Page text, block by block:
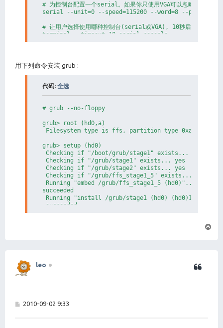
# 为控制台配置一个serial。如果你只使用VGA可以忽略这个选项
serial --unit=0 --speed=115200 --word=8 --parity=no
# 让用户选择使用哪种控制台(serial或VGA), 10秒后默认是
terminal --timeout=10 serial console
# 假设NetBSD被安装在第一个MBR分区。
kernel (hd0,a)/xen.gz dom0_mem=65536
module (hd0,a)/netbsd bootdev=wd0a ro
# 同上, 但使用VGA控制台
title Xen 3.0 / NetBSD (hda0, vga)
  root(hd0,0)
module (hd0,a)/netbsd bootdev=wd0a ro
# NetBSD/xen 使用一个备份的 domain0 内核 (在你将一个不
title Xen 3.0 / NetBSD (hda0, backup, serial)
  root(hd0,0)
kernel (hd0,a)/xen.gz dom0_mem=65536
module (hd0,a)/netbsd.backup bootdev=wd0a ro
title Xen 3.0 / NetBSD (hda0, backup, VGA)
  root(hd0,0)
  root        (hd0,0)
用下列命令安装 grub :
代码: 全选
# grub --no-floppy
grub> root (hd0,a)
Filesystem type is ffs, partition type 0xa9
grub> setup (hd0)
Checking if "/boot/grub/stage1" exists... no
Checking if "/grub/stage1" exists... yes
Checking if "/grub/stage2" exists... yes
Checking if "/grub/ffs_stage1_5" exists... yes
Running "embed /grub/ffs_stage1_5 (hd0)"...  14
succeeded
Running "install /grub/stage1 (hd0) (hd0)1+14 p
succeeded
leo
帖
2010-09-02 9:33